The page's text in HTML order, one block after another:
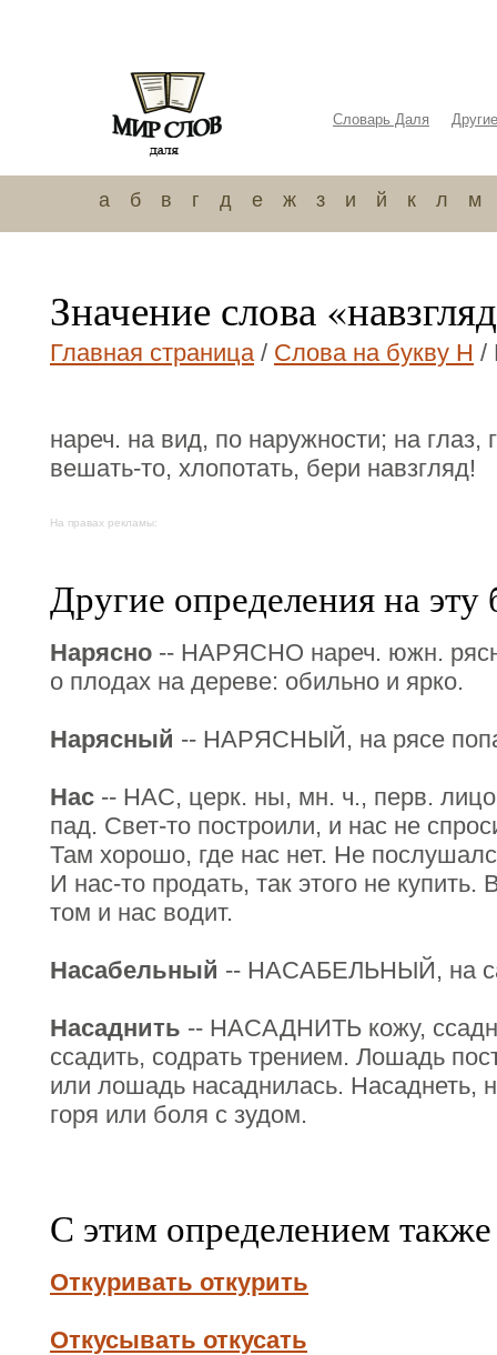
Словарь Даля
а б в г д е ж з и й к л м
Значение слова
Главная страница/ Слова на букву Н /
нареч. на вид, по наружности; на
вешать-то, хлопотать, бери навзгляд!
На правах рекламы:
Другие определения на эту
Нарясно -- НАРЯСНО нареч. южн.
о плодах на дереве: обильно и ярко.
Нарясный -- НАРЯСНЫЙ, на рясе
Нас -- НАС, церк. ны, мн. ч., перв.
пад. Свет-то построили, и нас не
Там хорошо, где нас нет. Не
И нас-то продать, так этого не
том и нас водит.
Насабельный -- НАСАБЕЛЬНЫЙ, на
Насаднить -- НАСАДНИТЬ кожу,
ссадить, содрать трением. Лошадь
или лошадь насаднилась. Насаднеть,
горя или боля с зудом.
С этим определением
Откуривать откурить
Откусывать откусать